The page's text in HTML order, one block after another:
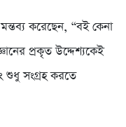
করেছেন, “বই কেনা
প্রকৃত উদ্দেশ্যকেই
শুধু সংগ্রহ করতে